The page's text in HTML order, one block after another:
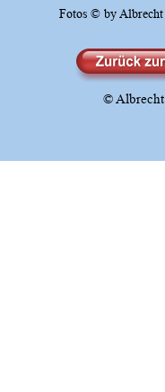
© Albrecht
Fotos © by Albrecht